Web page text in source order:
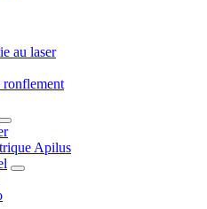
au laser
ronflement
Apilus